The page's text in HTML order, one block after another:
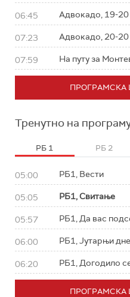
06:45 Адвокадо, 19-20
07:23 Адвокадо, 20-20
07:59 На путу за
ПРОГРАМСКА
Тренутно на
РБ 1 РБ 2
05:00 РБ1, Вести
05:05 РБ1, Свитање
05:57 РБ1, Да вас
06:00 РБ1, Јутарњи
06:20 РБ1, Догодило
ПРОГРАМСКА